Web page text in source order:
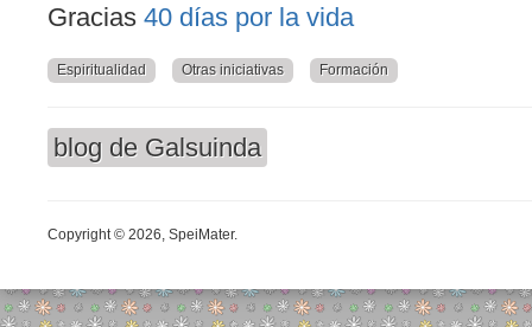
Gracias 40 días por la vida
Espiritualidad Otras iniciativas Formación
blog de Galsuinda
Copyright © 2026, SpeiMater.